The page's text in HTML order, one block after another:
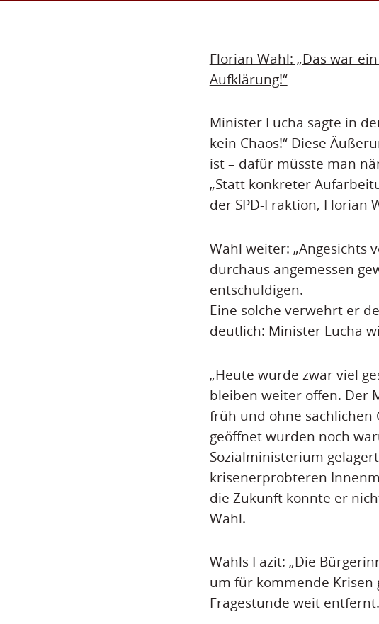
Florian Wahl: „Das war
Aufklärung!“
Minister Lucha sagte in
kein Chaos!“ Diese
ist – dafür müsste man
„Statt konkreter
der SPD-Fraktion, Florian
Wahl weiter: „Angesichts
durchaus angemessen
entschuldigen.
Eine solche verwehrt er
deutlich: Minister Lucha
„Heute wurde zwar viel
bleiben weiter offen. Der
früh und ohne
geöffnet wurden noch
Sozialministerium
krisenerprobteren
die Zukunft konnte er
Wahl.
Wahls Fazit: „Die
um für kommende Krisen
Fragestunde weit